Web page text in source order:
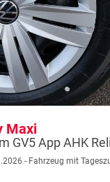
Maxi
GV5 App AHK
Fahrzeug mit